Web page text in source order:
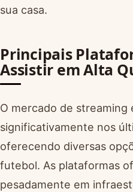
sua casa.
Principais
Assistir em Alta
O mercado de streaming
significativamente nos
oferecendo diversas
futebol. As plataformas
pesadamente em